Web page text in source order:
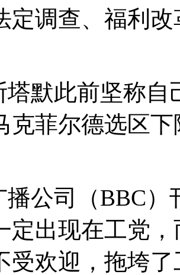
定调查、福利
塔默此前坚称自
克菲尔德选区
播公司（BBC
定出现在工党
受欢迎，拖垮